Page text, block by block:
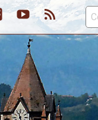
FacebookYoutubeFeed